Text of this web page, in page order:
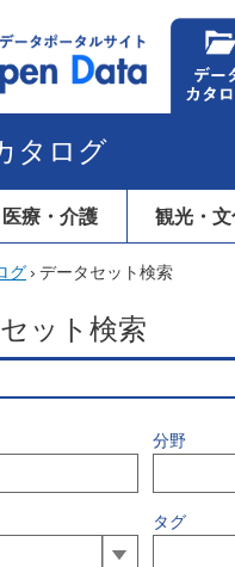
タログ
医療・介護 観光・文
グ› データセット検索
ット検索
分野
タグ